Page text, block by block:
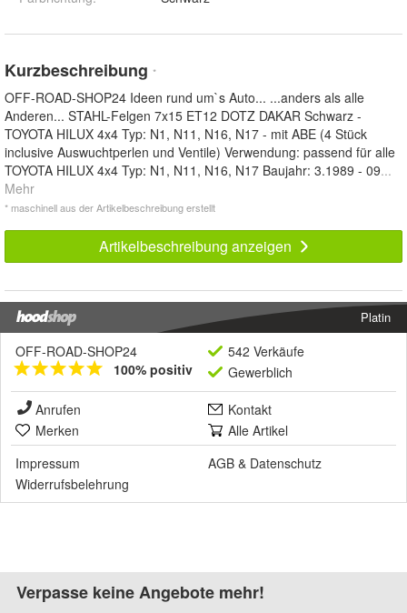
Kurzbeschreibung *
OFF-ROAD-SHOP24 Ideen rund um`s Auto... ...anders als alle
Anderen... STAHL-Felgen 7x15 ET12 DOTZ DAKAR Schwarz -
TOYOTA HILUX 4x4 Typ: N1, N11, N16, N17 - mit ABE (4 Stück
inclusive Auswuchtperlen und Ventile) Verwendung: passend für alle
TOYOTA HILUX 4x4 Typ: N1, N11, N16, N17 Baujahr: 3.1989 - 09...
Mehr
* maschinell aus der Artikelbeschreibung erstellt
Artikelbeschreibung anzeigen
Platin
OFF-ROAD-SHOP24
100% positiv
542 Verkäufe
Gewerblich
Anrufen
Kontakt
Merken
Alle Artikel
Impressum
AGB & Datenschutz
Widerrufsbelehrung
Verpasse keine Angebote mehr!